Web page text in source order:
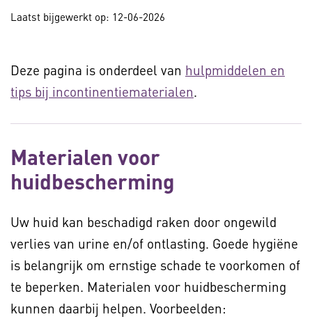
Laatst bijgewerkt op: 12-06-2026
Deze pagina is onderdeel van hulpmiddelen en
tips bij incontinentiematerialen.
Materialen voor
huidbescherming
Uw huid kan beschadigd raken door ongewild
verlies van urine en/of ontlasting. Goede hygiëne
is belangrijk om ernstige schade te voorkomen of
te beperken. Materialen voor huidbescherming
kunnen daarbij helpen. Voorbeelden: